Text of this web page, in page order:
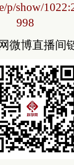
p/show/
998
微博直播间